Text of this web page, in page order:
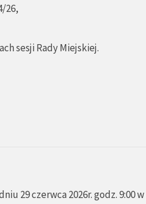
26,
sesji Rady Miejskiej.
29 czerwca 2026r. godz. 9:00